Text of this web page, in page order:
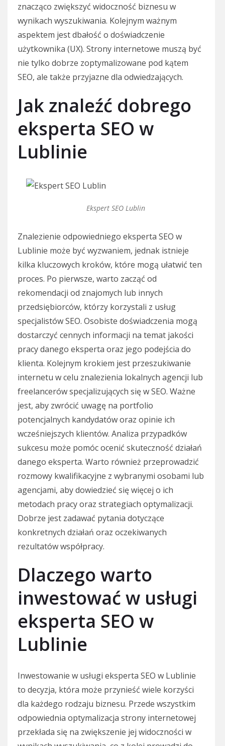
znacząco zwiększyć widoczność biznesu w
wynikach wyszukiwania. Kolejnym ważnym
aspektem jest dbałość o doświadczenie
użytkownika (UX). Strony internetowe muszą być
nie tylko dobrze zoptymalizowane pod kątem
SEO, ale także przyjazne dla odwiedzających.
Jak znaleźć dobrego
eksperta SEO w
Lublinie
Ekspert SEO Lublin
Znalezienie odpowiedniego eksperta SEO w
Lublinie może być wyzwaniem, jednak istnieje
kilka kluczowych kroków, które mogą ułatwić ten
proces. Po pierwsze, warto zacząć od
rekomendacji od znajomych lub innych
przedsiębiorców, którzy korzystali z usług
specjalistów SEO. Osobiste doświadczenia mogą
dostarczyć cennych informacji na temat jakości
pracy danego eksperta oraz jego podejścia do
klienta. Kolejnym krokiem jest przeszukiwanie
internetu w celu znalezienia lokalnych agencji lub
freelancerów specjalizujących się w SEO. Ważne
jest, aby zwrócić uwagę na portfolio
potencjalnych kandydatów oraz opinie ich
wcześniejszych klientów. Analiza przypadków
sukcesu może pomóc ocenić skuteczność działań
danego eksperta. Warto również przeprowadzić
rozmowy kwalifikacyjne z wybranymi osobami lub
agencjami, aby dowiedzieć się więcej o ich
metodach pracy oraz strategiach optymalizacji.
Dobrze jest zadawać pytania dotyczące
konkretnych działań oraz oczekiwanych
rezultatów współpracy.
Dlaczego warto
inwestować w usługi
eksperta SEO w
Lublinie
Inwestowanie w usługi eksperta SEO w Lublinie
to decyzja, która może przynieść wiele korzyści
dla każdego rodzaju biznesu. Przede wszystkim
odpowiednia optymalizacja strony internetowej
przekłada się na zwiększenie jej widoczności w